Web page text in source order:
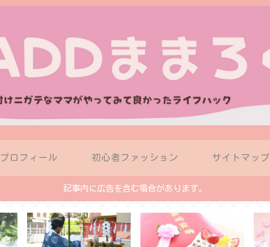
プロフィール 初心者ファッション サイトマップ
記事内に広告を含む場合があります。